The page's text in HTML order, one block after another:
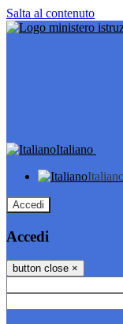
Salta al contenuto
Italiano
Accedi
Accedi
button close ×